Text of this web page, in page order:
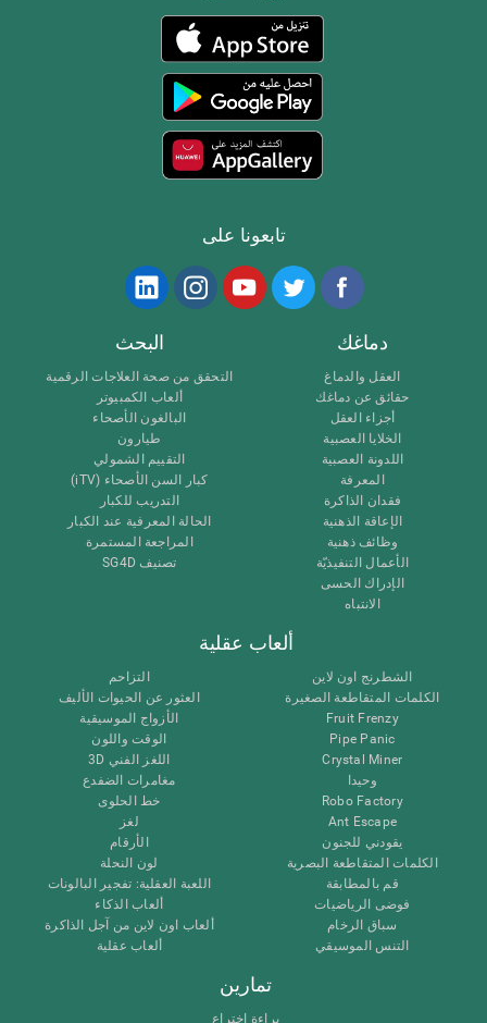
تابعونا على
دماغك
العقل والدماغ
حقائق عن دماغك
أجزاء العقل
الخلايا العصبية
اللدونة العصبية
المعرفة
فقدان الذاكرة
الإعاقة الذهنية
وظائف ذهنية
الأعمال التنفيذيّة
الإدراك الحسى
الانتباه
البحث
التحقق من صحة العلاجات الرقمية
ألعاب الكمبيوتر
البالغون الأصحاء
طيارون
التقييم الشمولي
كبار السن الأصحاء (iTV)
التدريب للكبار
الحالة المعرفية عند الكبار
المراجعة المستمرة
تصنيف SG4D
ألعاب عقلية
الشطرنج اون لاين
الكلمات المتقاطعة الصغيرة
Fruit Frenzy
Pipe Panic
Crystal Miner
وحيدا
Robo Factory
Ant Escape
يقودني للجنون
الكلمات المتقاطعة البصرية
قم بالمطابقة
فوضى الرياضيات
سباق الرخام
التنس الموسيقي
التزاحم
العثور عن الحيوات الأليف
الأزواج الموسيقية
الوقت واللون
اللغز الفني 3D
مغامرات الضفدع
خط الحلوى
لغز
الأرقام
لون النحلة
اللعبة العقلية: تفجير البالونات
ألعاب الذكاء
ألعاب اون لاين من آجل الذاكرة
ألعاب عقلية
تمارين
براءة اختراع